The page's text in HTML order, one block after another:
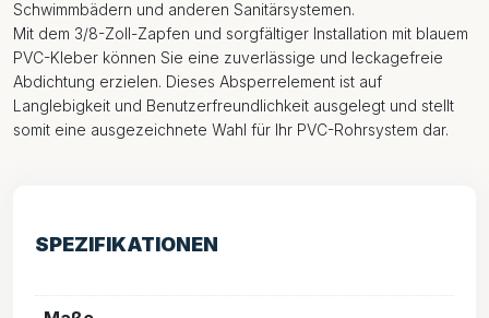
Schwimmbädern und anderen Sanitärsystemen.
Mit dem 3/8-Zoll-Zapfen und sorgfältiger Installation mit blauem
PVC-Kleber können Sie eine zuverlässige und leckagefreie
Abdichtung erzielen. Dieses Absperrelement ist auf
Langlebigkeit und Benutzerfreundlichkeit ausgelegt und stellt
somit eine ausgezeichnete Wahl für Ihr PVC-Rohrsystem dar.
SPEZIFIKATIONEN